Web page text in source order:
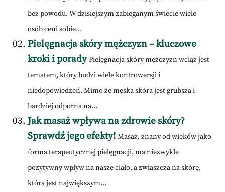
bez powodu. W dzisiejszym zabieganym świecie wiele
osób ceni sobie...
Pielęgnacja skóry mężczyzn – kluczowe
kroki i porady Pielęgnacja skóry mężczyzn wciąż jest
tematem, który budzi wiele kontrowersji i
niedopowiedzeń. Mimo że męska skóra jest grubsza i
bardziej odporna na...
Jak masaż wpływa na zdrowie skóry?
Sprawdź jego efekty! Masaż, znany od wieków jako
forma terapeutycznej pielęgnacji, ma niezwykle
pozytywny wpływ na nasze ciało, a zwłaszcza na skórę,
która jest największym...